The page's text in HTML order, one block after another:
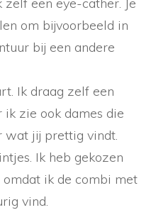
om bijvoorbeeld in
bij een andere
Ik draag zelf een
zie ook dames die
wat jij prettig vindt.
Ik heb gekozen
ik de combi met
vind.